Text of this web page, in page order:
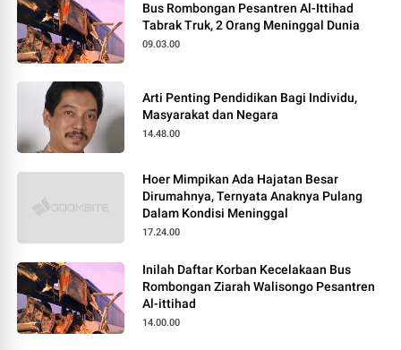
Bus Rombongan Pesantren Al-Ittihad
Tabrak Truk, 2 Orang Meninggal Dunia
09.03.00
Arti Penting Pendidikan Bagi Individu,
Masyarakat dan Negara
14.48.00
Hoer Mimpikan Ada Hajatan Besar
Dirumahnya, Ternyata Anaknya Pulang
Dalam Kondisi Meninggal
17.24.00
Inilah Daftar Korban Kecelakaan Bus
Rombongan Ziarah Walisongo Pesantren
Al-ittihad
14.00.00